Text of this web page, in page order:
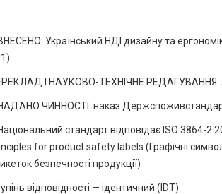
Український НДІ дизайну та
І НАУКОВО-ТЕХНІЧНЕ РЕДАГУВАННЯ:
ЧИННОСТІ: наказ
стандарт відповідає ISO 3864-
for product safety labels (Графічні
безпечності продукції)
відповідності — ідентичний (IDT)